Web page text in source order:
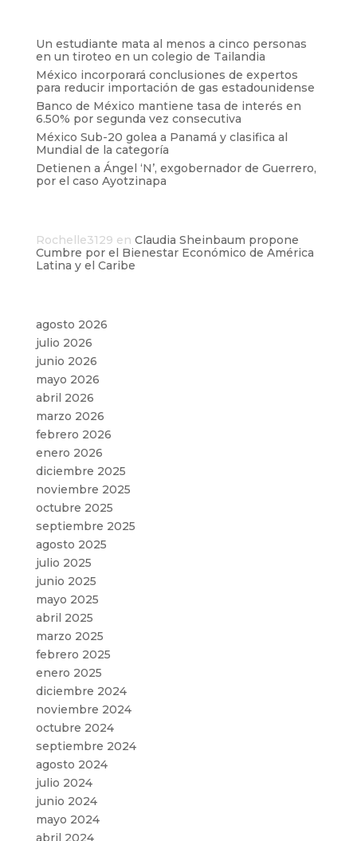
Un estudiante mata al menos a cinco personas
en un tiroteo en un colegio de Tailandia
México incorporará conclusiones de expertos
para reducir importación de gas estadounidense
Banco de México mantiene tasa de interés en
6.50% por segunda vez consecutiva
México Sub-20 golea a Panamá y clasifica al
Mundial de la categoría
Detienen a Ángel ‘N’, exgobernador de Guerrero,
por el caso Ayotzinapa
Rochelle3129 en Claudia Sheinbaum propone
Cumbre por el Bienestar Económico de América
Latina y el Caribe
agosto 2026
julio 2026
junio 2026
mayo 2026
abril 2026
marzo 2026
febrero 2026
enero 2026
diciembre 2025
noviembre 2025
octubre 2025
septiembre 2025
agosto 2025
julio 2025
junio 2025
mayo 2025
abril 2025
marzo 2025
febrero 2025
enero 2025
diciembre 2024
noviembre 2024
octubre 2024
septiembre 2024
agosto 2024
julio 2024
junio 2024
mayo 2024
abril 2024